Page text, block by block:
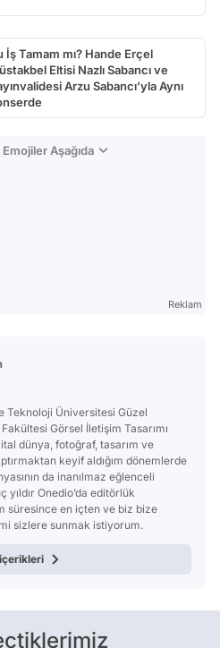
İş Tamam mı? Hande Erçel
Eltisi Nazlı Sabancı ve
Arzu Sabancı’yla Aynı
Aşağıda
Reklam
Teknoloji Üniversitesi Güzel
Görsel İletişim Tasarımı
dünya, fotoğraf, tasarım ve
keyif aldığım dönemlerde
da inanılmaz eğlenceli
yıldır Onedio’da editörlük
süresince en içten ve biz bize
sizlere sunmak istiyorum.